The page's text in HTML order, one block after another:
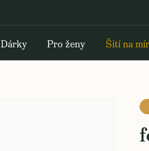
Dárky Pro ženy Šití na